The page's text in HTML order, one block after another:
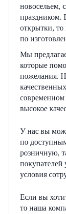
новосельем,
праздником.
открытки, то
по
Мы
которые
пожелания.
современном
высокое
У нас вы
по
розничную,
покупателей
условия
Если вы
то наша